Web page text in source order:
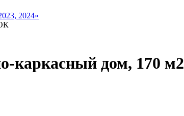
2024»
каркасный дом, 170 м2